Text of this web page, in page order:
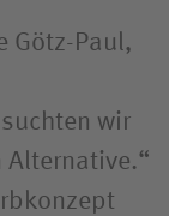
Götz-Paul,
wir